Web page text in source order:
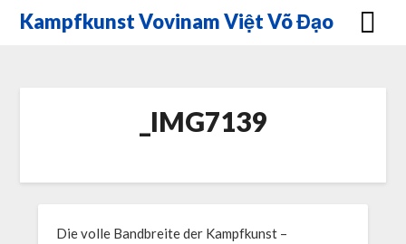
SkipKampfkunst Vovinam Việt Võ Đạo
_IMG7139
Die volle Bandbreite der Kampfkunst –